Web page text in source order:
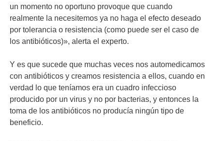
un momento no oportuno provoque que cuando
realmente la necesitemos ya no haga el efecto deseado
por tolerancia o resistencia (como puede ser el caso de
los antibióticos)», alerta el experto.
Y es que sucede que muchas veces nos automedicamos
con antibióticos y creamos resistencia a ellos, cuando en
verdad lo que teníamos era un cuadro infeccioso
producido por un virus y no por bacterias, y entonces la
toma de los antibióticos no producía ningún tipo de
beneficio.